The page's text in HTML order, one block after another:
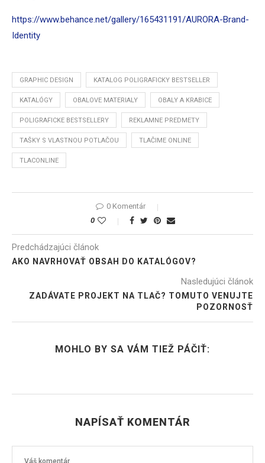
https://www.behance.net/gallery/165431191/AURORA-Brand-
Identity
GRAPHIC DESIGN KATALOG POLIGRAFICKY BESTSELLER
KATALÓGY OBALOVE MATERIALY OBALY A KRABICE
POLIGRAFICKE BESTSELLERY REKLAMNE PREDMETY
TAŠKY S VLASTNOU POTLAČOU TLAČIME ONLINE
TLACONLINE
0 Komentár
0
Predchádzajúci článok
AKO NAVRHOVAŤ OBSAH DO KATALÓGOV?
Nasledujúci článok
ZADÁVATE PROJEKT NA TLAČ? TOMUTO VENUJTE
POZORNOSŤ
MOHLO BY SA VÁM TIEŽ PÁČIŤ:
NAPÍSAŤ KOMENTÁR